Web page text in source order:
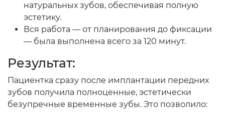
натуральных зубов, обеспечивая полную
эстетику.
Вся работа — от планирования до фиксации
— была выполнена всего за 120 минут.
Результат:
Пациентка сразу после имплантации передних
зубов получила полноценные, эстетически
безупречные временные зубы. Это позволило: